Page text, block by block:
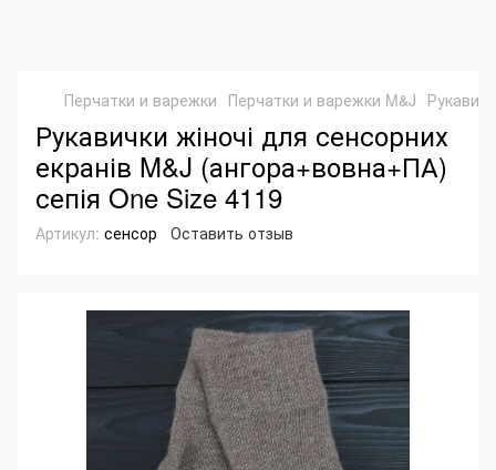
Перчатки и варежки Перчатки и варежки M&J
Рукавички жіночі для сенсорних
екранів M&J (ангора+вовна+ПА)
сепія One Size 4119
Артикул: сенсор Оставить отзыв